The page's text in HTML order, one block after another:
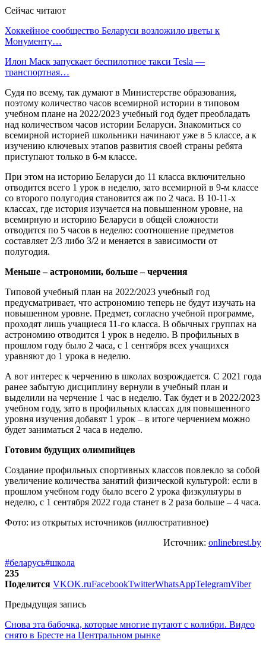
Сейчас читают
Хоккейное сообщество Беларуси возложило цветы к
Монументу…
Илон Маск запускает беспилотное такси Tesla —
транспортная…
Судя по всему, так думают в Министерстве образования,
поэтому количество часов всемирной истории в типовом
учебном плане на 2022/2023 учебный год будет преобладать
над количеством часов истории Беларуси. Знакомиться со
всемирной историей школьники начинают уже в 5 классе, а к
изучению ключевых этапов развития своей страны ребята
приступают только в 6-м классе.
При этом на историю Беларуси до 11 класса включительно
отводится всего 1 урок в неделю, зато всемирной в 9-м классе
со второго полугодия становится аж по 2 часа. В 10-11-х
классах, где история изучается на повышенном уровне, на
всемирную и историю Беларуси в общей сложности
отводится по 5 часов в неделю: соотношение предметов
составляет 2/3 либо 3/2 и меняется в зависимости от
полугодия.
Меньше – астрономии, больше – черчения
Типовой учебный план на 2022/2023 учебный год
предусматривает, что астрономию теперь не будут изучать на
повышенном уровне. Предмет, согласно учебной программе,
проходят лишь учащиеся 11-го класса. В обычных группах на
астрономию отводится 1 урок в неделю. В профильных в
прошлом году было 2 часа, с 1 сентября всех учащихся
уравняют до 1 урока в неделю.
А вот интерес к черчению в школах возрождается. С 2021 года
ранее забытую дисциплину вернули в учебный план и
выделили на черчение 1 час в неделю. Так будет и в 2022/2023
учебном году, зато в профильных классах для повышенного
уровня изучения добавят 1 урок – в итоге черчением можно
будет заниматься 2 часа в неделю.
Готовим будущих олимпийцев
Создание профильных спортивных классов повлекло за собой
увеличение количества занятий физической культурой: если в
прошлом учебном году было всего 2 урока физкультуры в
неделю, с 1 сентября 2022 года станет в 2 раза больше – 4 часа.
Фото: из открытых источников (иллюстративное)
Источник: onlinebrest.by
#беларусь#школа
235
Поделится VKOK.ruFacebookTwitterWhatsAppTelegramViber
Предыдущая запись
Снова эта бабочка, которые многие путают с колибри. Видео
снято в Бресте на Центральном рынке